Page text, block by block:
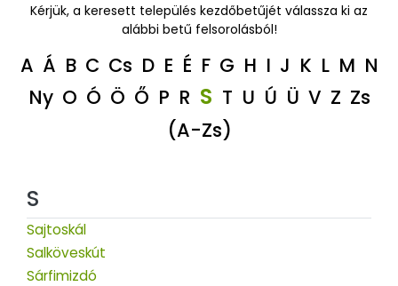
Kérjük, a keresett település kezdőbetűjét válassza ki az
alábbi betű felsorolásból!
A Á B C Cs D E É F G H I J K L M N
Ny O Ó Ö Ő P R S T U Ú Ü V Z Zs
(A-Zs)
S
Sajtoskál
Salköveskút
Sárfimizdó